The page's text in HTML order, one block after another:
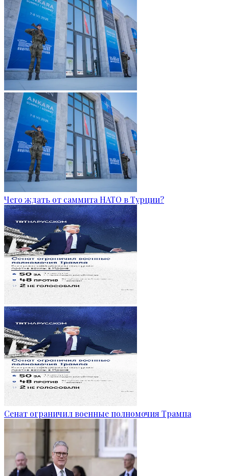
Чего ждать от саммита НАТО в Турции?
Сенат ограничил военные полномочия Трампа